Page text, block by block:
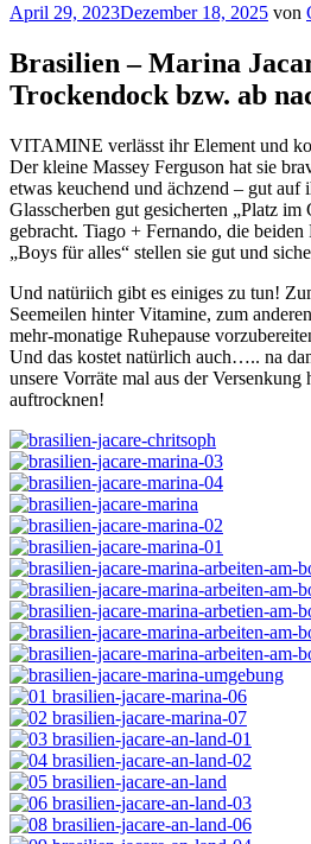
Veröffentlicht
April 29, 2023Dezember 18, 2025 von
Brasilien – Marina
Trockendock bzw. ab
VITAMINE verlässt ihr Element und
Der kleine Massey Ferguson hat sie
etwas keuchend und ächzend – gut auf
Glasscherben gut gesicherten „Platz
gebracht. Tiago + Fernando, die
„Boys für alles“ stellen sie gut und
Und natüriich gibt es einiges zu tun!
Seemeilen hinter Vitamine, zum
mehr-monatige Ruhepause
Und das kostet natürlich auch….. na
unsere Vorräte mal aus der
auftrocknen!